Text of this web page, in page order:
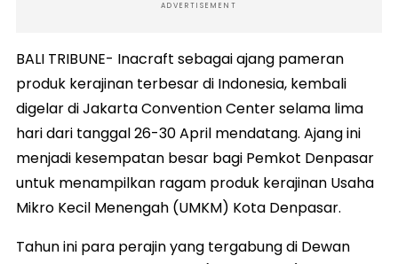
ADVERTISEMENT
BALI TRIBUNE- Inacraft sebagai ajang pameran
produk kerajinan terbesar di Indonesia, kembali
digelar di Jakarta Convention Center selama lima
hari dari tanggal 26-30 April mendatang. Ajang ini
menjadi kesempatan besar bagi Pemkot Denpasar
untuk menampilkan ragam produk kerajinan Usaha
Mikro Kecil Menengah (UMKM) Kota Denpasar.
Tahun ini para perajin yang tergabung di Dewan